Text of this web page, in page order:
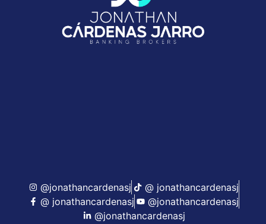
@jonathancardenasj
@ jonathancardenasj
@ jonathancardenasj
@jonathancardenasj
@jonathancardenasj